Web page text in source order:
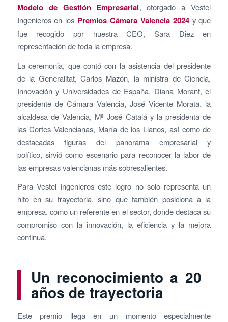
Modelo de Gestión Empresarial, otorgado a Vestel
Ingenieros en los Premios Cámara Valencia 2024y que
fue recogido por nuestra CEO, Sara Diez en
representación de toda la empresa.
La ceremonia, que contó con la asistencia del presidente
de la Generalitat, Carlos Mazón, la ministra de Ciencia,
Innovación y Universidades de España, Diana Morant, el
presidente de Cámara Valencia, José Vicente Morata, la
alcaldesa de Valencia, Mª José Catalá y la presidenta de
las Cortes Valencianas, María de los Llanos, así como de
destacadas figuras del panorama empresarial y
político, sirvió como escenario para reconocer la labor de
las empresas valencianas más sobresalientes.
Para Vestel Ingenieros este logro no solo representa un
hito en su trayectoria, sino que también posiciona a la
empresa, como un referente en el sector, donde destaca su
compromiso con la innovación, la eficiencia y la mejora
continua.
Un reconocimiento a 20
años de trayectoria
Este premio llega en un momento especialmente